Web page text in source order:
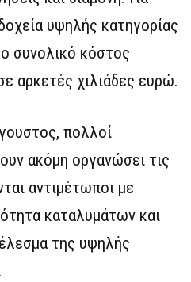
υψηλής κατηγορίας
συνολικό κόστος
αρκετές χιλιάδες ευρώ.
πολλοί
ακόμη οργανώσει τις
αντιμέτωποι με
καταλυμάτων και
της υψηλής